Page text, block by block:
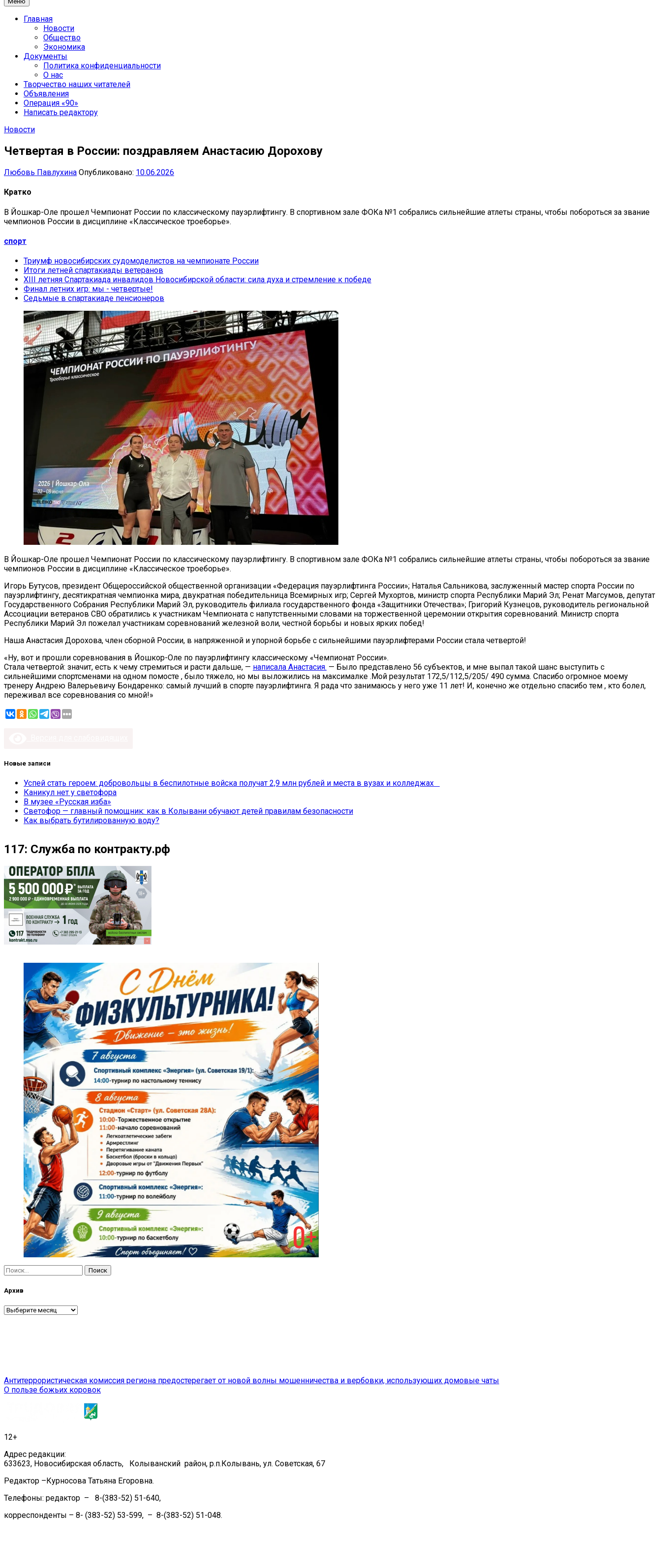
Главная
Новости
Общество
Экономика
Документы
Политика конфиденциальности
О нас
Творчество наших читателей
Объявления
Операция «90»
Написать редактору
Новости
Четвертая в России: поздравляем Анастасию Дорохову
Любовь Павлухина Опубликовано: 10.06.2026
Кратко
В Йошкар-Оле прошел Чемпионат России по классическому пауэрлифтингу. В спортивном зале ФОКа №1 собрались сильнейшие атлеты страны, чтобы побороться за звание
чемпионов России в дисциплине «Классическое троеборье».
спорт
Триумф новосибирских судомоделистов на чемпионате России
Итоги летней спартакиады ветеранов
XIII летняя Спартакиада инвалидов Новосибирской области: сила духа и стремление к победе
Финал летних игр: мы - четвертые!
Седьмые в спартакиаде пенсионеров
В Йошкар-Оле прошел Чемпионат России по классическому пауэрлифтингу. В спортивном зале ФОКа №1 собрались сильнейшие атлеты страны, чтобы побороться за звание
чемпионов России в дисциплине «Классическое троеборье».
Игорь Бутусов, президент Общероссийской общественной организации «Федерация пауэрлифтинга России»; Наталья Сальникова, заслуженный мастер спорта России по
пауэрлифтингу, десятикратная чемпионка мира, двукратная победительница Всемирных игр; Сергей Мухортов, министр спорта Республики Марий Эл; Ренат Магсумов, депутат
Государственного Собрания Республики Марий Эл, руководитель филиала государственного фонда «Защитники Отечества»; Григорий Кузнецов, руководитель региональной
Ассоциации ветеранов СВО обратились к участникам Чемпионата с напутственными словами на торжественной церемонии открытия соревнований. Министр спорта
Республики Марий Эл пожелал участникам соревнований железной воли, честной борьбы и новых ярких побед!
Наша Анастасия Дорохова, член сборной России, в напряженной и упорной борьбе с сильнейшими пауэрлифтерами России стала четвертой!
«Ну, вот и прошли соревнования в Йошкор-Оле по пауэрлифтингу классическому «Чемпионат России».
Стала четвертой: значит, есть к чему стремиться и расти дальше, — написала Анастасия. — Было представлено 56 субъектов, и мне выпал такой шанс выступить с
сильнейшими спортсменами на одном помосте , было тяжело, но мы выложились на максималке .Мой результат 172,5/112,5/205/ 490 сумма. Спасибо огромное моему
тренеру Андрею Валерьевичу Бондаренко: самый лучший в спорте пауэрлифтинга. Я рада что занимаюсь у него уже 11 лет! И, конечно же отдельно спасибо тем , кто болел,
переживал все соревнования со мной!»
Новые записи
Успей стать героем: добровольцы в беспилотные войска получат 2,9 млн рублей и места в вузах и колледжах
Каникул нет у светофора
В музее «Русская изба»
Светофор — главный помощник: как в Колывани обучают детей правилам безопасности
Как выбрать бутилированную воду?
117: Служба по контракту.рф
Найти:
Архив
Архив
Навигация
по
Антитеррористическая комиссия региона предостерегает от новой волны мошенничества и вербовки, использующих домовые чаты
О пользе божьих коровок
12+
Адрес редакции:
633623, Новосибирская область, Колыванский район, р.п.Колывань, ул. Советская, 67
Редактор –Курносова Татьяна Егоровна.
Телефоны: редактор – 8-(383-52) 51-640,
корреспонденты – 8- (383-52) 53-599, – 8-(383-52) 51-048.